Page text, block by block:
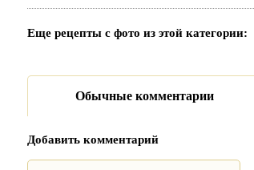
Еще рецепты с фото из этой категории:
Обычные комментарии
Добавить комментарий